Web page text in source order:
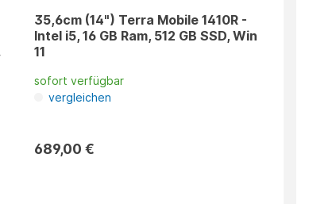
35,6cm (14") Terra Mobile 1410R -
Intel i5, 16 GB Ram, 512 GB SSD, Win
11
sofort verfügbar
vergleichen
689,00 €